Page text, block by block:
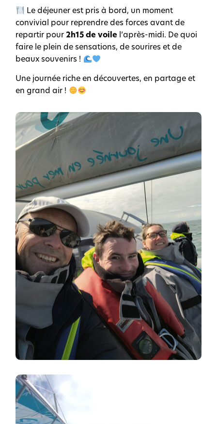
Le déjeuner est pris à bord, un moment
convivial pour reprendre des forces avant de
repartir pour2h15 de voile l’après-midi. De quoi
faire le plein de sensations, de sourires et de
beaux souvenirs !
Une journée riche en découvertes, en partage et
en grand air !